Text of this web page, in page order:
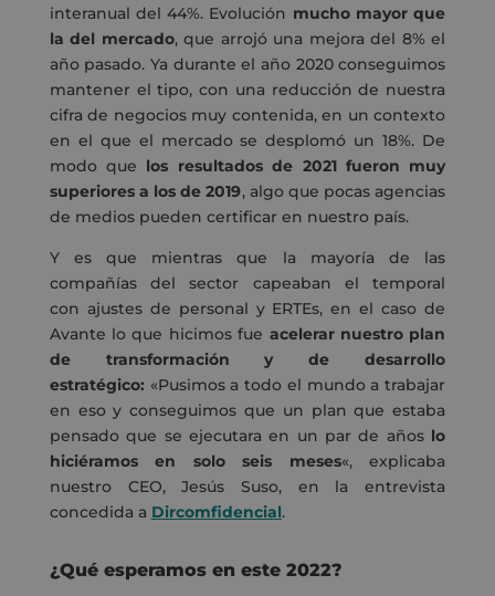
interanual del 44%. Evolución mucho mayor que
la del mercado, que arrojó una mejora del 8% el
año pasado. Ya durante el año 2020 conseguimos
mantener el tipo, con una reducción de nuestra
cifra de negocios muy contenida, en un contexto
en el que el mercado se desplomó un 18%. De
modo que los resultados de 2021 fueron muy
superiores a los de 2019, algo que pocas agencias
de medios pueden certificar en nuestro país.
Y es que mientras que la mayoría de las
compañías del sector capeaban el temporal
con ajustes de personal y ERTEs, en el caso de
Avante lo que hicimos fue acelerar nuestro plan
de transformación y de desarrollo
estratégico: «Pusimos a todo el mundo a trabajar
en eso y conseguimos que un plan que estaba
pensado que se ejecutara en un par de años lo
hiciéramos en solo seis meses«, explicaba
nuestro CEO, Jesús Suso, en la entrevista
concedida a Dircomfidencial.
¿Qué esperamos en este 2022?